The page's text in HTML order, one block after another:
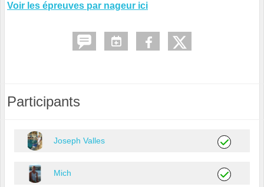
Voir les épreuves par nageur ici
Participants
Joseph Valles
Mich